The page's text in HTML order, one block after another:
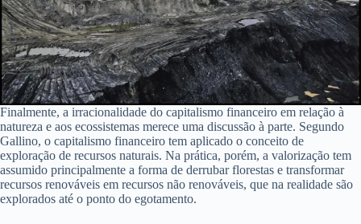
Finalmente, a irracionalidade do capitalismo financeiro em relação à
natureza e aos ecossistemas merece uma discussão à parte. Segundo
Gallino, o capitalismo financeiro tem aplicado o conceito de
exploração de recursos naturais. Na prática, porém, a valorização tem
assumido principalmente a forma de derrubar florestas e transformar
recursos renováveis em recursos não renováveis, que na realidade são
explorados até o ponto do egotamento.